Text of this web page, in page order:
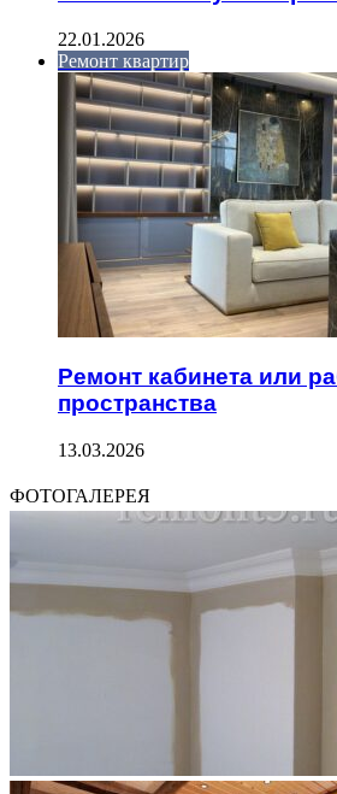
22.01.2026
Ремонт квартир
Ремонт кабинета или
пространства
13.03.2026
ФОТОГАЛЕРЕЯ